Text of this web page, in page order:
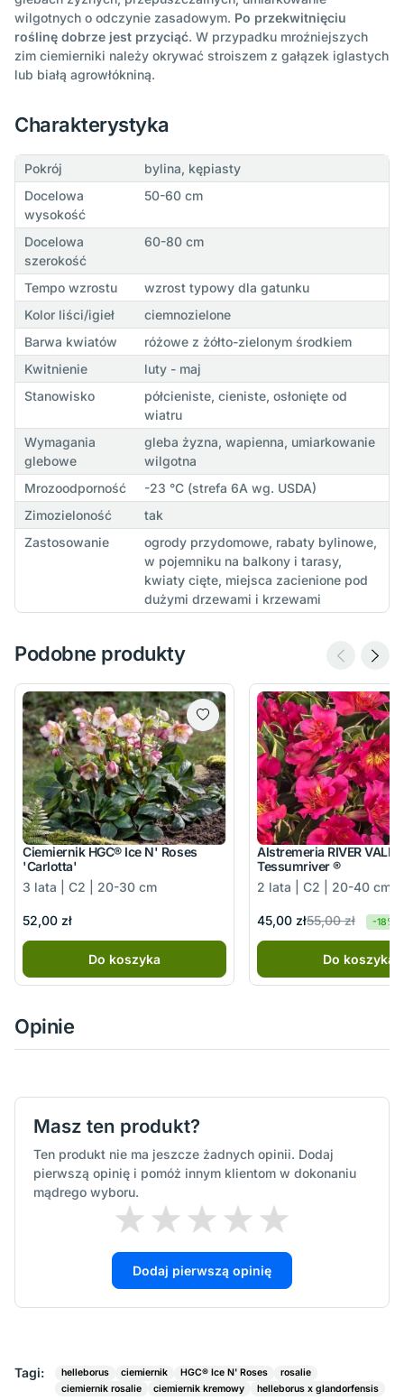
wilgotnych o odczynie zasadowym. Po przekwitnięciu
roślinę dobrze jest przyciąć. W przypadku mroźniejszych
zim ciemierniki należy okrywać stroiszem z gałązek iglastych
lub białą agrowłókniną.
Charakterystyka
Pokrój
bylina, kępiasty
Docelowa
wysokość
50-60 cm
Docelowa
szerokość
60-80 cm
Tempo wzrostu
wzrost typowy dla gatunku
Kolor liści/igieł
ciemnozielone
Barwa kwiatów
różowe z żółto-zielonym środkiem
Kwitnienie
luty - maj
Stanowisko
półcieniste, cieniste, osłonięte od
wiatru
Wymagania
glebowe
gleba żyzna, wapienna, umiarkowanie
wilgotna
Mrozoodporność
-23 °C (strefa 6A wg. USDA)
Zimozieloność
tak
Zastosowanie
ogrody przydomowe, rabaty bylinowe,
w pojemniku na balkony i tarasy,
kwiaty cięte, miejsca zacienione pod
dużymi drzewami i krzewami
Podobne produkty
Ciemiernik HGC® Ice N' Roses
'Carlotta'
3 lata | C2 | 20-30 cm
52,00 zł
Do koszyka
Alstremeria RIVER
Tessumriver ®
2 lata | C2 | 20-40 cm
45,00 zł55,00 zł -18%
Do koszyka
Opinie
Masz ten produkt?
Ten produkt nie ma jeszcze żadnych opinii. Dodaj
pierwszą opinię i pomóż innym klientom w dokonaniu
mądrego wyboru.
Dodaj pierwszą opinię
Tagi: helleborus ciemiernik HGC® Ice N' Roses
rosalie
ciemiernik rosalie
ciemiernik kremowy helleborus x glandorfensis